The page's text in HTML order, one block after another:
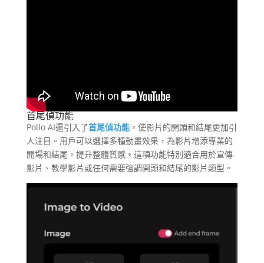
首尾偵功能
Pollo AI還引入了首尾偵功能，使影片的開頭和結尾更加引
人注目。用戶可以選擇多種動畫效果，為影片增添專業的
開場和結尾，提升整體質感。這項功能特別適合用於宣傳
影片、教學影片或任何需要強調開頭和結尾的影片類型。